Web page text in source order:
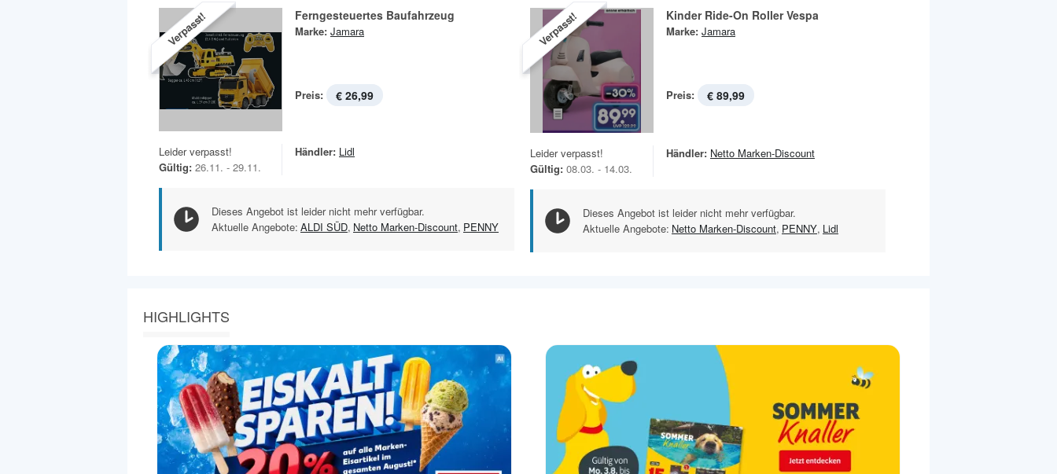
Verpasst! Ferngesteuertes Baufahrzeug
Marke: Jamara
Preis: € 26,99
Leider verpasst!
Gültig: 26.11. - 29.11.
Händler: Lidl
Dieses Angebot ist leider nicht mehr verfügbar.
Aktuelle Angebote: ALDI SÜD, Netto Marken-Discount, PENNY
Verpasst! Kinder Ride-On Roller Vespa
Marke: Jamara
Preis: € 89,99
Leider verpasst!
Gültig: 08.03. - 14.03.
Händler: Netto Marken-Discount
Dieses Angebot ist leider nicht mehr verfügbar.
Aktuelle Angebote: Netto Marken-Discount, PENNY, Lidl
HIGHLIGHTS